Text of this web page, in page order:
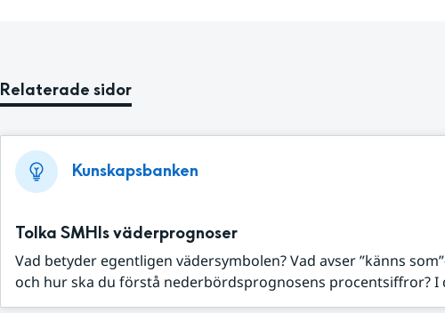
Relaterade sidor
Kunskapsbanken
Tolka SMHIs väderprognoser
Vad betyder egentligen vädersymbolen? Vad avser ”känns
och hur ska du förstå nederbördsprognosens procentsiffror? I